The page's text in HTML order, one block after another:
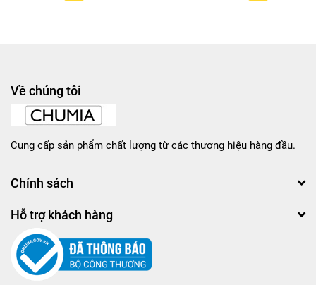
Về chúng tôi
Cung cấp sản phẩm chất lượng từ các thương hiệu hàng đầu.
Chính sách
Hỗ trợ khách hàng